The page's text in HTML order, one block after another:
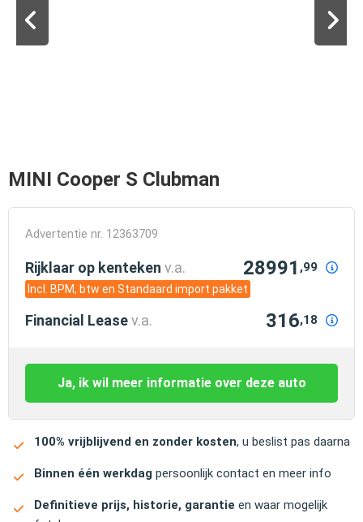
MINI Cooper S Clubman
Advertentie nr. 12363709
Rijklaar op kenteken v.a. 28991 ,99
Incl. BPM, btw en Standaard import pakket
Financial Leasev.a. 316,18
Ja, ik wil meer informatie over deze auto
100% vrijblijvend en zonder kosten, u beslist pas daarna
Binnen één werkdag persoonlijk contact en meer info
Definitieve prijs, historie, garantie en waar mogelijk